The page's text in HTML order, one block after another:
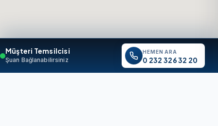
Müşteri Temsilcisi
Şuan Bağlanabilirsiniz
HEMEN ARA
0 232 326 32 20